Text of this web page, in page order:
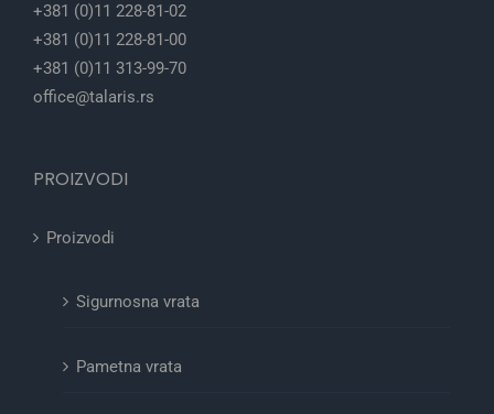
+381 (0)11 228-81-02
+381 (0)11 228-81-00
+381 (0)11 313-99-70
office@talaris.rs
PROIZVODI
Proizvodi
Sigurnosna vrata
Pametna vrata